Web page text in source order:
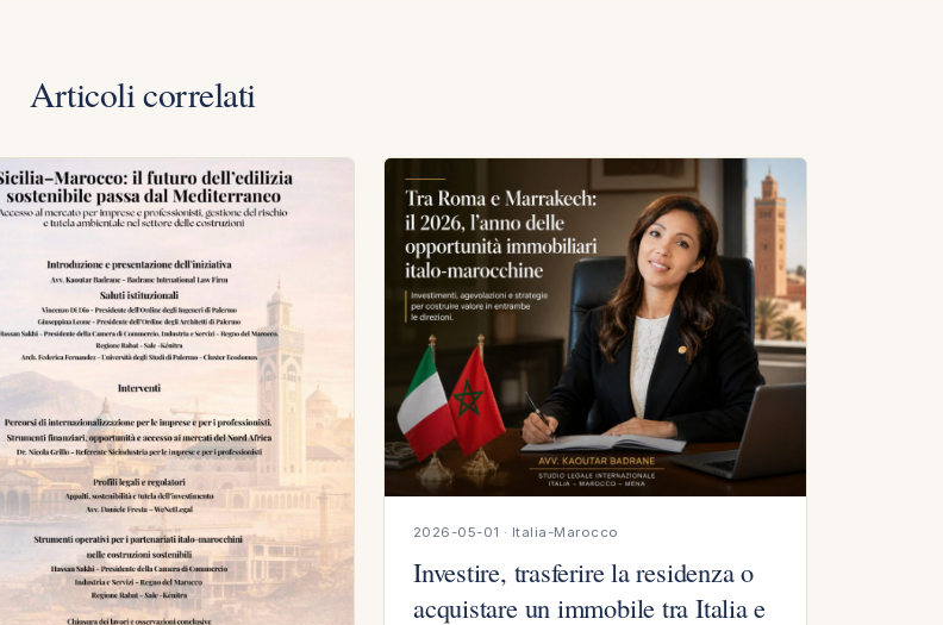
Articoli correlati
2026-05-01 · Italia-Marocco
Investire, trasferire la residenza o
acquistare un immobile tra Italia e